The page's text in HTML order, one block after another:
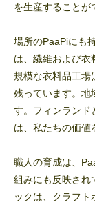
を生産することが
場所のPaaPiにも
は、繊維および衣
規模な衣料品工場
残っています。地
す。フィンランド
は、私たちの価値
職人の育成は、
組みにも反映され
ックは、クラフ